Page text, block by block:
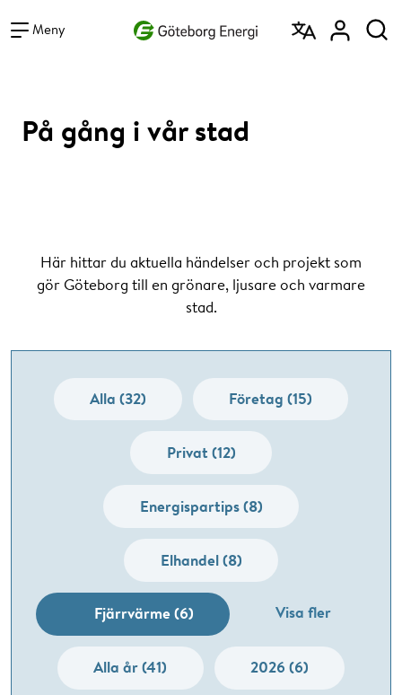
Meny
På gång i vår stad
Här hittar du aktuella händelser och projekt som
gör Göteborg till en grönare, ljusare och varmare
stad.
Alla (32) Företag (15)
Privat (12)
Energispartips (8)
Elhandel (8)
Fjärrvärme (6) Visa fler
Alla år (41) 2026 (6)